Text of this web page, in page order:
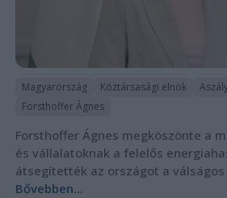
Magyarország Köztársasági elnök
Forsthoffer Ágnes
Forsthoffer Ágnes megköszönte a
és vállalatoknak a felelős
átsegítették az országot a válságos
Bővebben...